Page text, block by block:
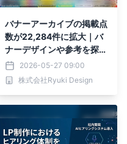
バナーアーカイブの掲載点
数が22,284件に拡大｜バ
ナーデザインや参考を探す
制作担当者向けに多様なデ
ザイン事例を掲載
2026-05-27 09:00
株式会社Ryuki Design